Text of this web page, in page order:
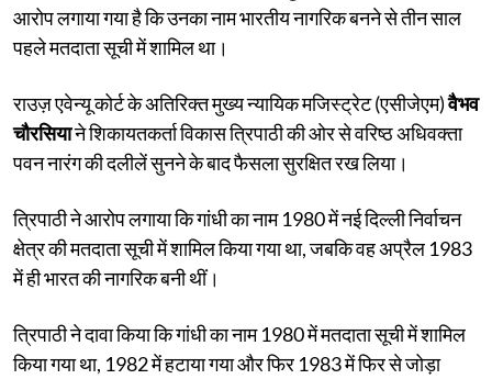
आरोप लगाया गया है कि उनका नाम भारतीय नागरिक बनने से तीन साल
पहले मतदाता सूची में शामिल था।
राउज़ एवेन्यू कोर्ट के अतिरिक्त मुख्य न्यायिक मजिस्ट्रेट (एसीजेएम)वैभव
चौरसियाने शिकायतकर्ता विकास त्रिपाठी की ओर से वरिष्ठ अधिवक्ता
पवन नारंग की दलीलें सुनने के बाद फैसला सुरक्षित रख लिया।
त्रिपाठी ने आरोप लगाया कि गांधी का नाम 1980 में नई दिल्ली निर्वाचन
क्षेत्र की मतदाता सूची में शामिल किया गया था, जबकि वह अप्रैल 1983
में ही भारत की नागरिक बनी थीं।
त्रिपाठी ने दावा किया कि गांधी का नाम 1980 में मतदाता सूची में शामिल
किया गया था, 1982 में हटाया गया और फिर 1983 में फिर से जोड़ा